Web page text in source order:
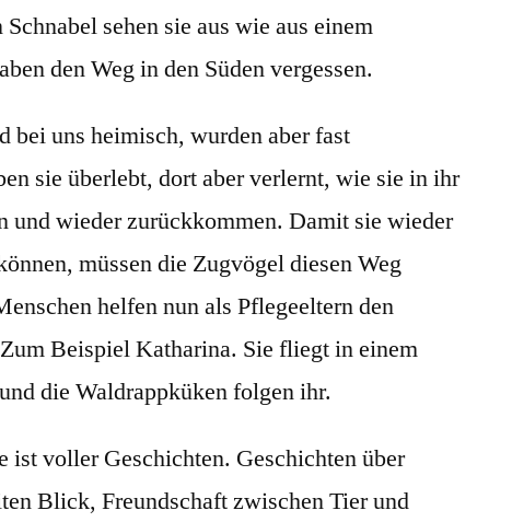
sehen sie aus wie aus einem
den Weg in den Süden vergessen.
bei uns heimisch, wurden aber fast
sie überlebt, dort aber verlernt, wie sie in ihr
und wieder zurückkommen. Damit sie wieder
müssen die Zugvögel diesen Weg
helfen nun als Pflegeeltern den
Beispiel Katharina. Sie fliegt in einem
die Waldrappküken folgen ihr.
ist voller Geschichten. Geschichten über
Blick, Freundschaft zwischen Tier und